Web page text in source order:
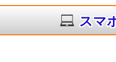
スマ